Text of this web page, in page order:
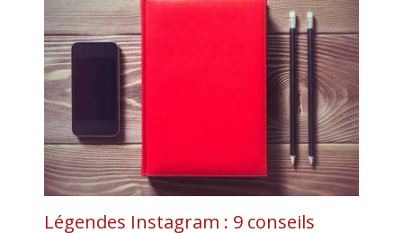
Légendes Instagram : 9 conseils